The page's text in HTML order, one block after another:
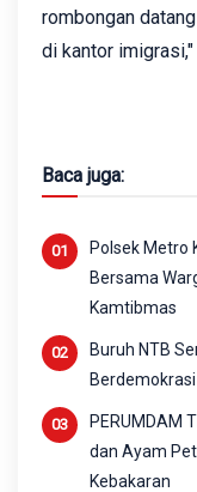
rombongan
di kantor imigrasi,"
Baca juga:
Polsek Metro
Bersama
Kamtibmas
Buruh NTB
Berdemokrasi
PERUMDAM
dan Ayam
Kebakaran